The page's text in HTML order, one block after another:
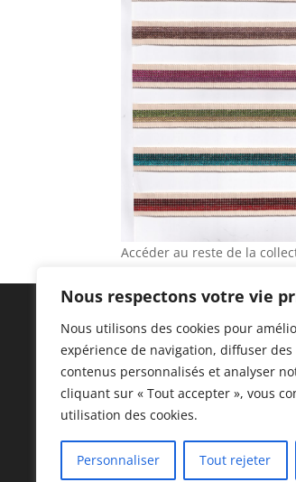
Nous respectons votre vie
Nous utilisons des cookies pour
expérience de navigation, diffuser
contenus personnalisés et analyser
cliquant sur « Tout accepter », vous
utilisation des cookies.
Personnaliser Tout rejeter
Accéder au reste de la